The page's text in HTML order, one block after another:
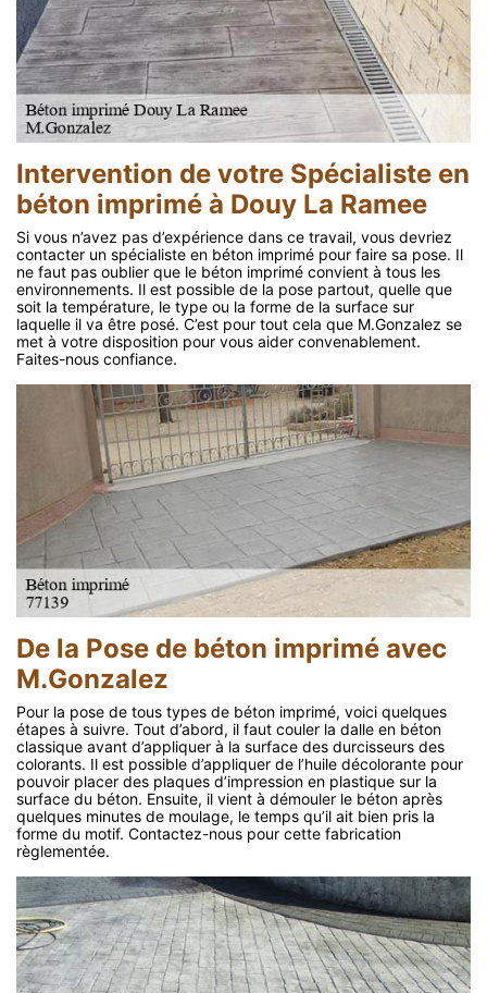
Intervention de votre Spécialiste en
béton imprimé à Douy La Ramee
Si vous n’avez pas d’expérience dans ce travail, vous devriez
contacter un spécialiste en béton imprimé pour faire sa pose. Il
ne faut pas oublier que le béton imprimé convient à tous les
environnements. Il est possible de la pose partout, quelle que
soit la température, le type ou la forme de la surface sur
laquelle il va être posé. C’est pour tout cela que M.Gonzalez se
met à votre disposition pour vous aider convenablement.
Faites-nous confiance.
De la Pose de béton imprimé avec
M.Gonzalez
Pour la pose de tous types de béton imprimé, voici quelques
étapes à suivre. Tout d’abord, il faut couler la dalle en béton
classique avant d’appliquer à la surface des durcisseurs des
colorants. Il est possible d’appliquer de l’huile décolorante pour
pouvoir placer des plaques d’impression en plastique sur la
surface du béton. Ensuite, il vient à démouler le béton après
quelques minutes de moulage, le temps qu’il ait bien pris la
forme du motif. Contactez-nous pour cette fabrication
règlementée.